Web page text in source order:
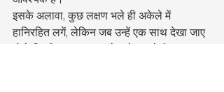
इसके अलावा, कुछ लक्षण भले ही अकेले में
हानिरहित लगें, लेकिन जब उन्हें एक साथ देखा जाए
तो वे किसी समस्या का संकेत दे सकते हैं।